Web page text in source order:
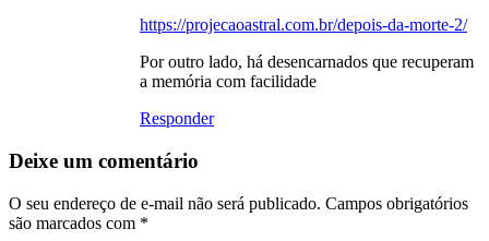
https://projecaoastral.com.br/depois-da-morte-2/
Por outro lado, há desencarnados que recuperam
a memória com facilidade
Responder
Deixe um comentário
O seu endereço de e-mail não será publicado. Campos obrigatórios
são marcados com *